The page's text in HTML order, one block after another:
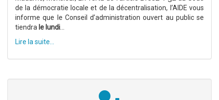
de la démocratie locale et de la décentralisation, l’AIDE vous
informe que le Conseil d’administration ouvert au public se
tiendra le lundi...
Lire la suite...